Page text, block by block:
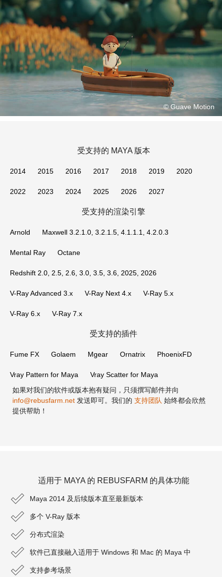
© Guave Motion
受支持的 MAYA 版本
2014 2015 2016 2017 2018 2019 2020
2022 2023 2024 2025 2026 2027
受支持的渲染引擎
Arnold Maxwell 3.2.1.0, 3.2.1.5, 4.1.1.1, 4.2.0.3
Mental Ray Octane
Redshift 2.0, 2.5, 2.6, 3.0, 3.5, 3.6, 2025, 2026
V-Ray Advanced 3.x V-Ray Next 4.x V-Ray 5.x
V-Ray 6.x V-Ray 7.x
受支持的插件
Fume FX Golaem Mgear Ornatrix PhoenixFD
Vray Pattern for Maya
Vray Scatter for Maya
如果对我们的软件或版本抱有疑问，只须撰写邮件并向
info@rebusfarm.net 发送即可。我们的 支持团队 始终都会欣然
提供帮助！
适用于 MAYA 的 REBUSFARM 的具体功能
Maya 2014 及后续版本直至最新版本
多个 V-Ray 版本
分布式渲染
软件已直接融入适用于 Windows 和 Mac 的 Maya 中
支持参考场景